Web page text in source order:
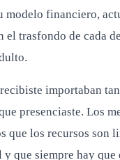
modelo financiero,
el trasfondo de cada
importaban
presenciaste. Los
que los recursos son
que siempre hay que